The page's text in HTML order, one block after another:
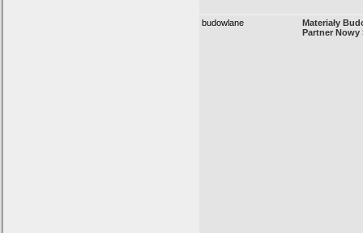
budowlane
Materiały
Partner Nowy